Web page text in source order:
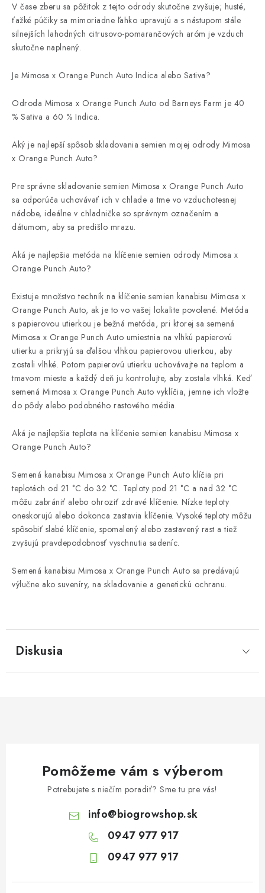
V čase zberu sa pôžitok z tejto odrody skutočne zvyšuje; husté,
ťažké púčiky sa mimoriadne ľahko upravujú a s nástupom stále
silnejších lahodných citrusovo-pomarančových aróm je vzduch
skutočne naplnený.
Je Mimosa x Orange Punch Auto Indica alebo Sativa?
Odroda Mimosa x Orange Punch Auto od Barneys Farm je 40
% Sativa a 60 % Indica.
Aký je najlepší spôsob skladovania semien mojej odrody Mimosa
x Orange Punch Auto?
Pre správne skladovanie semien Mimosa x Orange Punch Auto
sa odporúča uchovávať ich v chlade a tme vo vzduchotesnej
nádobe, ideálne v chladničke so správnym označením a
dátumom, aby sa predišlo mrazu.
Aká je najlepšia metóda na klíčenie semien odrody Mimosa x
Orange Punch Auto?
Existuje množstvo techník na klíčenie semien kanabisu Mimosa x
Orange Punch Auto, ak je to vo vašej lokalite povolené. Metóda
s papierovou utierkou je bežná metóda, pri ktorej sa semená
Mimosa x Orange Punch Auto umiestnia na vlhkú papierovú
utierku a prikryjú sa ďalšou vlhkou papierovou utierkou, aby
zostali vlhké. Potom papierovú utierku uchovávajte na teplom a
tmavom mieste a každý deň ju kontrolujte, aby zostala vlhká. Keď
semená Mimosa x Orange Punch Auto vyklíčia, jemne ich vložte
do pôdy alebo podobného rastového média.
Aká je najlepšia teplota na klíčenie semien kanabisu Mimosa x
Orange Punch Auto?
Semená kanabisu Mimosa x Orange Punch Auto klíčia pri
teplotách od 21 °C do 32 °C. Teploty pod 21 °C a nad 32 °C
môžu zabrániť alebo ohroziť zdravé klíčenie. Nízke teploty
oneskorujú alebo dokonca zastavia klíčenie. Vysoké teploty môžu
spôsobiť slabé klíčenie, spomalený alebo zastavený rast a tiež
zvyšujú pravdepodobnosť vyschnutia sadeníc.
Semená kanabisu Mimosa x Orange Punch Auto sa predávajú
výlučne ako suveníry, na skladovanie a genetickú ochranu.
Diskusia
Pomôžeme vám s výberom
Potrebujete s niečím poradiť? Sme tu pre vás!
info@biogrowshop.sk
0947 977 917
0947 977 917